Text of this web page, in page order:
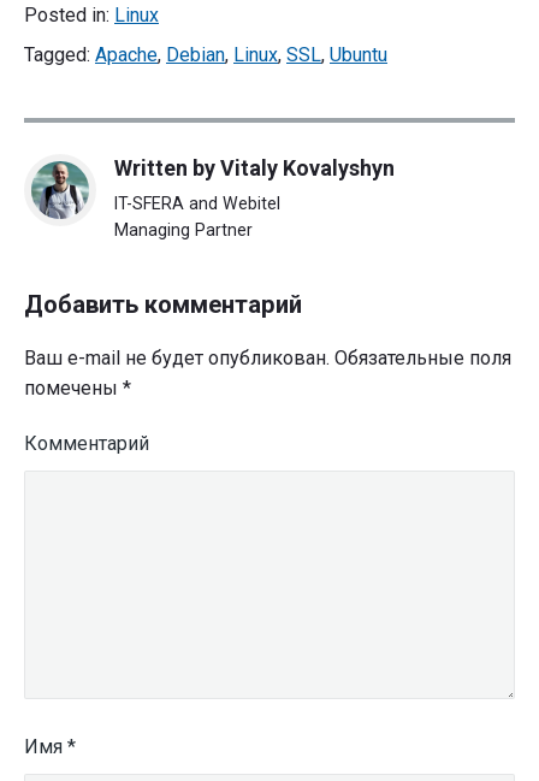
Posted in: Linux
Tagged: Apache, Debian, Linux, SSL, Ubuntu
Written byVitaly Kovalyshyn
IT-SFERA and Webitel
Managing Partner
Добавить комментарий
Ваш e-mail не будет опубликован. Обязательные поля
помечены *
Комментарий
Имя *